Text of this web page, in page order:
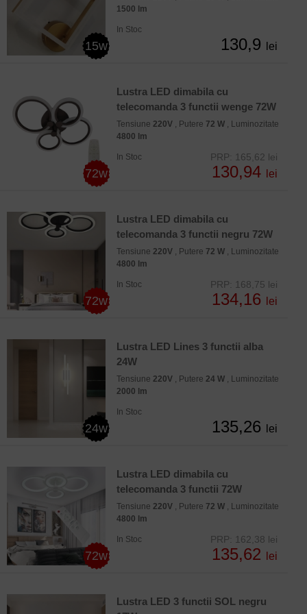
15w
1500 lm
In Stoc
130,9 lei
72w
Lustra LED dimabila cu
telecomanda 3 functii wenge 72W
Tensiune 220V , Putere 72 W , Luminozitate
4800 lm
In Stoc PRP: 165,62 lei
130,94 lei
72w
Lustra LED dimabila cu
telecomanda 3 functii negru 72W
Tensiune 220V , Putere 72 W , Luminozitate
4800 lm
In Stoc PRP: 168,75 lei
134,16 lei
24w
Lustra LED Lines 3 functii alba
24W
Tensiune 220V , Putere 24 W , Luminozitate
2000 lm
In Stoc
135,26 lei
72w
Lustra LED dimabila cu
telecomanda 3 functii 72W
Tensiune 220V , Putere 72 W , Luminozitate
4800 lm
In Stoc PRP: 162,38 lei
135,62 lei
Lustra LED 3 functii SOL negru